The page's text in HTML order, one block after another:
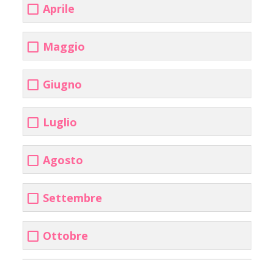
Aprile
Maggio
Giugno
Luglio
Agosto
Settembre
Ottobre